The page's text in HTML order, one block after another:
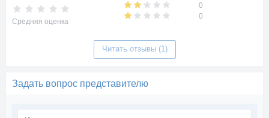
Средняя оценка
0
0
Читать отзывы (1)
Задать вопрос представителю